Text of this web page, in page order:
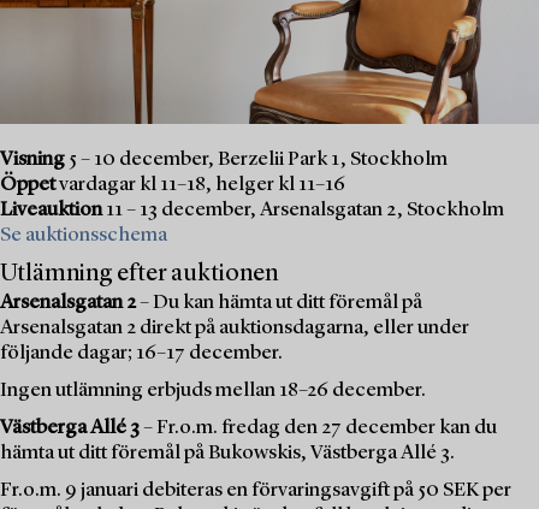
Visning 5 – 10 december, Berzelii Park 1, Stockholm
Öppetvardagar kl 11–18, helger kl 11–16
Liveauktion11 – 13 december, Arsenalsgatan 2, Stockholm
Se auktionsschema
Utlämning efter auktionen
Arsenalsgatan 2– Du kan hämta ut ditt föremål på
Arsenalsgatan 2 direkt på auktionsdagarna, eller under
följande dagar; 16–17 december.
Ingen utlämning erbjuds mellan 18–26 december.
Västberga Allé 3– Fr.o.m. fredag den 27 december kan du
hämta ut ditt föremål på Bukowskis, Västberga Allé 3.
Fr.o.m. 9 januari debiteras en förvaringsavgift på 50 SEK per